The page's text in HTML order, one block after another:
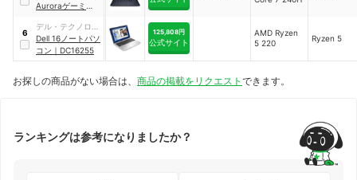
Auroraゲーミング
AC16250
6
デル・テクノロジ
ーズ
Dell 16ノートパソ
コン ｜ DC16255
125,808円
公式サイト
AMD Ryzen
5 220
Ryzen 5
お探しの商品がない場合は、 商品の掲載をリクエスト できます。
ランキングは参考になりましたか？